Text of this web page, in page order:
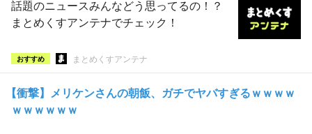
話題のニュースみんなどう思ってるの！？
まとめくすアンテナでチェック！
おすすめ まとめくすアンテナ
【衝撃】メリケンさんの朝飯、ガチでヤバすぎるｗｗｗｗ
ｗｗｗｗｗｗ